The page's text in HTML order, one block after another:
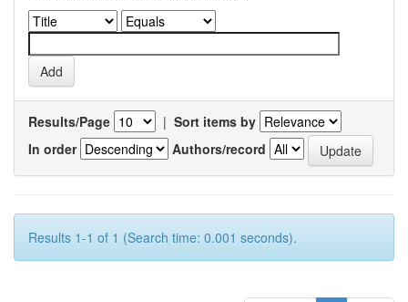
Results/Page | Sort items by
In order
Authors/record
Results 1-1 of 1 (Search time: 0.001 seconds).